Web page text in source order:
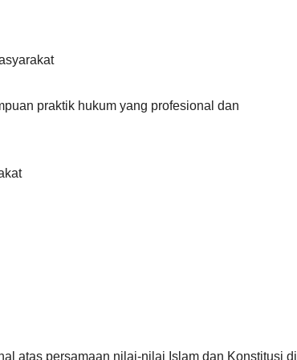
praktik hukum yang profesional dan
atas persamaan nilai-nilai Islam dan Konstitusi di